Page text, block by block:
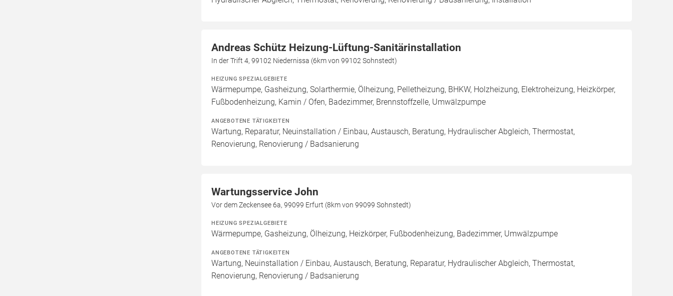
Andreas Schütz Heizung-Lüftung-Sanitärinstallation
In der Trift 4, 99102 Niedernissa (6km von 99102 Sohnstedt)
HEIZUNG SPEZIALGEBIETE
Wärmepumpe, Gasheizung, Solarthermie, Ölheizung, Pelletheizung, BHKW, Holzheizung, Elektroheizung, Heizkörper,
Fußbodenheizung, Kamin / Ofen, Badezimmer, Brennstoffzelle, Umwälzpumpe
ANGEBOTENE TÄTIGKEITEN
Wartung, Reparatur, Neuinstallation / Einbau, Austausch, Beratung, Hydraulischer Abgleich, Thermostat,
Renovierung, Renovierung / Badsanierung
Wartungsservice John
Vor dem Zeckensee 6a, 99099 Erfurt (8km von 99099 Sohnstedt)
HEIZUNG SPEZIALGEBIETE
Wärmepumpe, Gasheizung, Ölheizung, Heizkörper, Fußbodenheizung, Badezimmer, Umwälzpumpe
ANGEBOTENE TÄTIGKEITEN
Wartung, Neuinstallation / Einbau, Austausch, Beratung, Reparatur, Hydraulischer Abgleich, Thermostat,
Renovierung, Renovierung / Badsanierung